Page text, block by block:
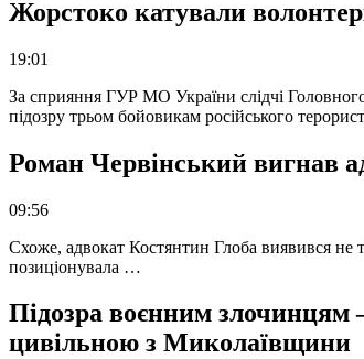
Жорстоко катували
19:01
За сприяння ГУР МО України слідчі
підозру трьом бойовикам російського
Роман Червінський вигнав
09:56
Схоже, адвокат Костянтин Глоба виявився не
позиціонувала …
Підозра воєнним злочинцям
цивільною з Миколаївщини